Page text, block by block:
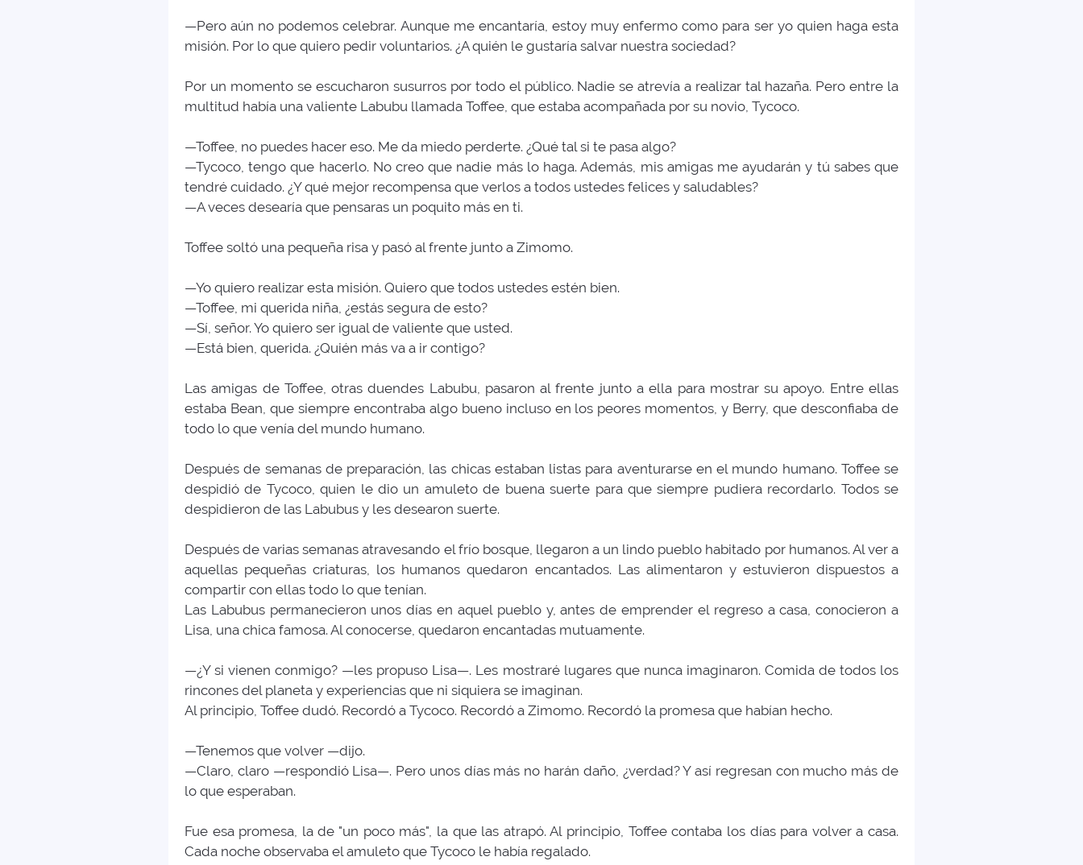
—Pero aún no podemos celebrar. Aunque me encantaría, estoy muy enfermo como para ser yo quien haga esta
misión. Por lo que quiero pedir voluntarios. ¿A quién le gustaría salvar nuestra sociedad?
Por un momento se escucharon susurros por todo el público. Nadie se atrevía a realizar tal hazaña. Pero entre la
multitud había una valiente Labubu llamada Toffee, que estaba acompañada por su novio, Tycoco.
—Toffee, no puedes hacer eso. Me da miedo perderte. ¿Qué tal si te pasa algo?
—Tycoco, tengo que hacerlo. No creo que nadie más lo haga. Además, mis amigas me ayudarán y tú sabes que
tendré cuidado. ¿Y qué mejor recompensa que verlos a todos ustedes felices y saludables?
—A veces desearía que pensaras un poquito más en ti.
Toffee soltó una pequeña risa y pasó al frente junto a Zimomo.
—Yo quiero realizar esta misión. Quiero que todos ustedes estén bien.
—Toffee, mi querida niña, ¿estás segura de esto?
—Sí, señor. Yo quiero ser igual de valiente que usted.
—Está bien, querida. ¿Quién más va a ir contigo?
Las amigas de Toffee, otras duendes Labubu, pasaron al frente junto a ella para mostrar su apoyo. Entre ellas
estaba Bean, que siempre encontraba algo bueno incluso en los peores momentos, y Berry, que desconfiaba de
todo lo que venía del mundo humano.
Después de semanas de preparación, las chicas estaban listas para aventurarse en el mundo humano. Toffee se
despidió de Tycoco, quien le dio un amuleto de buena suerte para que siempre pudiera recordarlo. Todos se
despidieron de las Labubus y les desearon suerte.
Después de varias semanas atravesando el frío bosque, llegaron a un lindo pueblo habitado por humanos. Al ver a
aquellas pequeñas criaturas, los humanos quedaron encantados. Las alimentaron y estuvieron dispuestos a
compartir con ellas todo lo que tenían.
Las Labubus permanecieron unos días en aquel pueblo y, antes de emprender el regreso a casa, conocieron a
Lisa, una chica famosa. Al conocerse, quedaron encantadas mutuamente.
—¿Y si vienen conmigo? —les propuso Lisa—. Les mostraré lugares que nunca imaginaron. Comida de todos los
rincones del planeta y experiencias que ni siquiera se imaginan.
Al principio, Toffee dudó. Recordó a Tycoco. Recordó a Zimomo. Recordó la promesa que habían hecho.
—Tenemos que volver —dijo.
—Claro, claro —respondió Lisa—. Pero unos días más no harán daño, ¿verdad? Y así regresan con mucho más de
lo que esperaban.
Fue esa promesa, la de "un poco más", la que las atrapó. Al principio, Toffee contaba los días para volver a casa.
Cada noche observaba el amuleto que Tycoco le había regalado.